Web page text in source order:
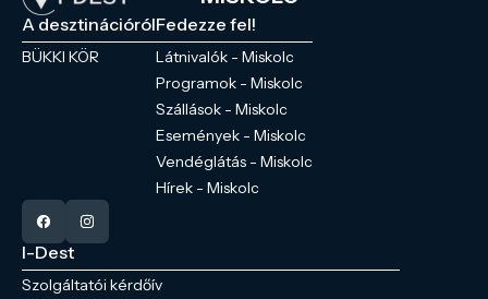
A desztinációról
BÜKKI KÖR
Fedezze fel!
Látnivalók - Miskolc
Programok - Miskolc
Szállások - Miskolc
Események - Miskolc
Vendéglátás - Miskolc
Hírek - Miskolc
I-Dest
Szolgáltatói kérdőív